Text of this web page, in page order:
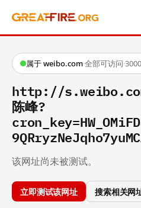
属于 weibo.com·全部可访问·
http://
陈峰?
该网址尚未被测试。
立即测试该网址 搜索相关网